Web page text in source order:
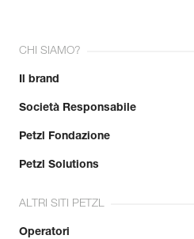
CHI SIAMO?
Il brand
Società Responsabile
Petzl Fondazione
Petzl Solutions
ALTRI SITI PETZL
Operatori